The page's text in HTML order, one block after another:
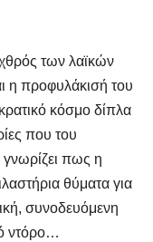
των λαϊκών
η προφυλάκισή του
κόσμο δίπλα
που του
γνωρίζει πως η
θύματα για
συνοδευόμενη
ντόρο…